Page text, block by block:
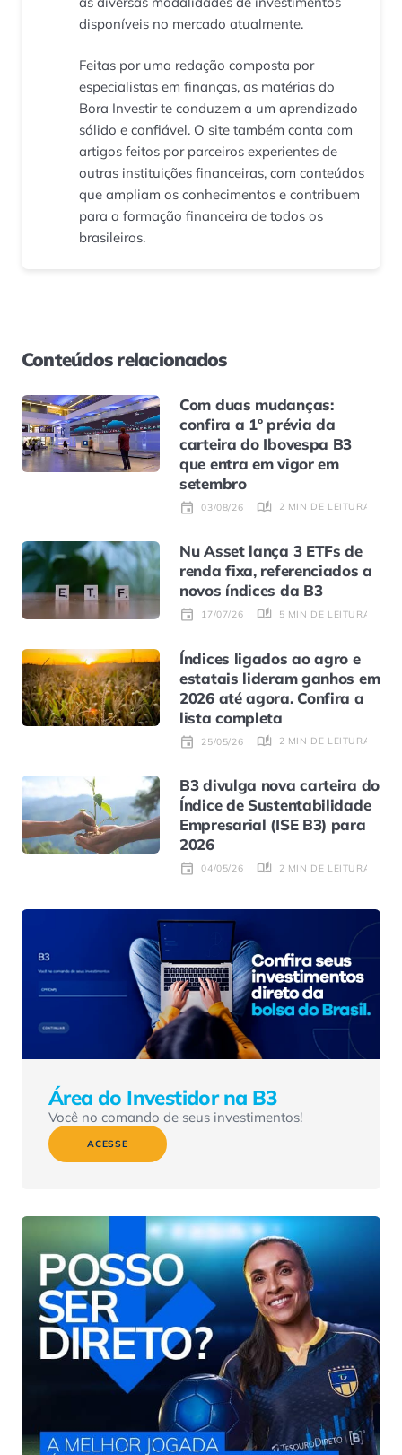
disponíveis no mercado atualmente.
Feitas por uma redação composta por
especialistas em finanças, as matérias do
Bora Investir te conduzem a um aprendizado
sólido e confiável. O site também conta com
artigos feitos por parceiros experientes de
outras instituições financeiras, com conteúdos
que ampliam os conhecimentos e contribuem
para a formação financeira de todos os
brasileiros.
Conteúdos relacionados
Com duas mudanças:
confira a 1º prévia da
carteira do Ibovespa B3
que entra em vigor em
setembro
03/08/26 2 MIN DE LEITURA
Nu Asset lança 3 ETFs de
renda fixa, referenciados a
novos índices da B3
17/07/26 5 MIN DE LEITURA
Índices ligados ao agro e
estatais lideram ganhos em
2026 até agora. Confira a
lista completa
25/05/26 2 MIN DE LEITURA
B3 divulga nova carteira do
Índice de Sustentabilidade
Empresarial (ISE B3) para
2026
04/05/26 2 MIN DE LEITURA
Área do Investidor na B3
Você no comando de seus investimentos!
ACESSE